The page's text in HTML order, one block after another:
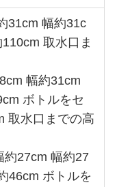
31cm 幅約31c
取水口ま
幅約31cm
ボトルをセ
取水口までの高
約27cm 幅約27
46cm ボトルを